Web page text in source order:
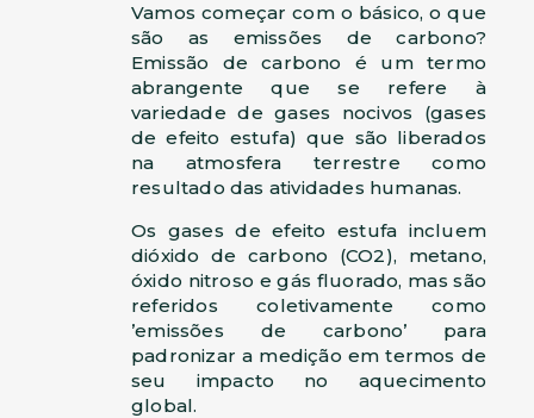
Vamos começar com o básico, o que
são as emissões de carbono?
Emissão de carbono é um termo
abrangente que se refere à
variedade de gases nocivos (gases
de efeito estufa) que são liberados
na atmosfera terrestre como
resultado das atividades humanas.
Os gases de efeito estufa incluem
dióxido de carbono (CO2), metano,
óxido nitroso e gás fluorado, mas são
referidos coletivamente como
’emissões de carbono’ para
padronizar a medição em termos de
seu impacto no aquecimento
global.